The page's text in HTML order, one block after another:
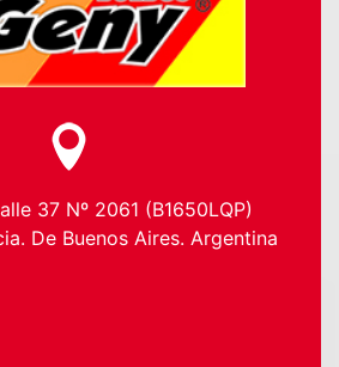
37 Nº 2061 (B1650LQP)
De Buenos Aires. Argentina